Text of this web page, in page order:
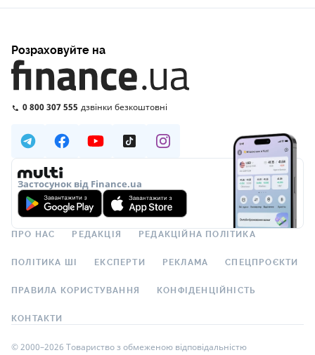
Розраховуйте на
0 800 307 555 дзвінки безкоштовні
Застосунок від Finance.ua
ПРО НАС РЕДАКЦІЯ РЕДАКЦІЙНА ПОЛІТИКА
ПОЛІТИКА ШІ ЕКСПЕРТИ РЕКЛАМА СПЕЦПРОЄКТИ
ПРАВИЛА КОРИСТУВАННЯ КОНФІДЕНЦІЙНІСТЬ
КОНТАКТИ
© 2000–2026 Товариство з обмеженою відповідальністю